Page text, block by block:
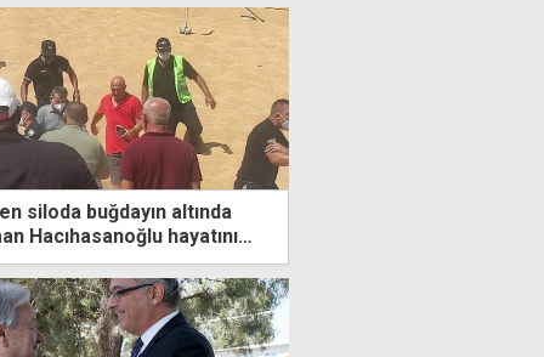
siloda buğdayın altında
Hacıhasanoğlu hayatını